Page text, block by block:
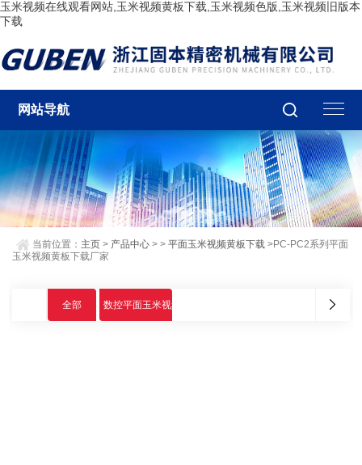
玉米视频在线观看网站,玉米视频黄板下载,玉米视频色版,玉米视频旧版本
下载
网站导航
当前位置： 主页 > 产品中心 > >平面玉米视频黄板下载 >PC-PC2系列平面
玉米视频黄板下载厂家
全部 数控平面玉米视频黄板下载